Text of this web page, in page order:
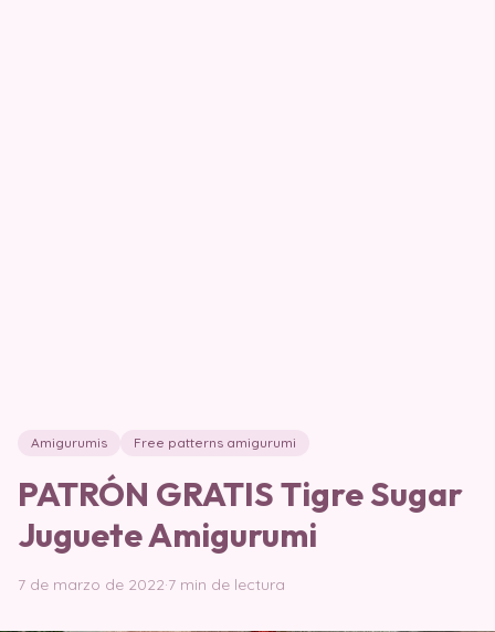
Amigurumis Free patterns amigurumi
PATRÓN GRATIS Tigre Sugar
Juguete Amigurumi
7 de marzo de 2022·7 min de lectura